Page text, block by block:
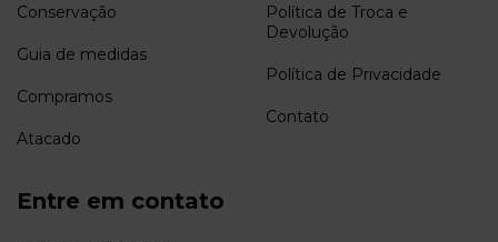
Conservação
Guia de medidas
Compramos
Atacado
Política de Troca e
Devolução
Política de Privacidade
Contato
Entre em contato